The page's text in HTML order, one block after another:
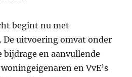
begint nu met
uitvoering omvat onder
bijdrage en aanvullende
en VvE’s